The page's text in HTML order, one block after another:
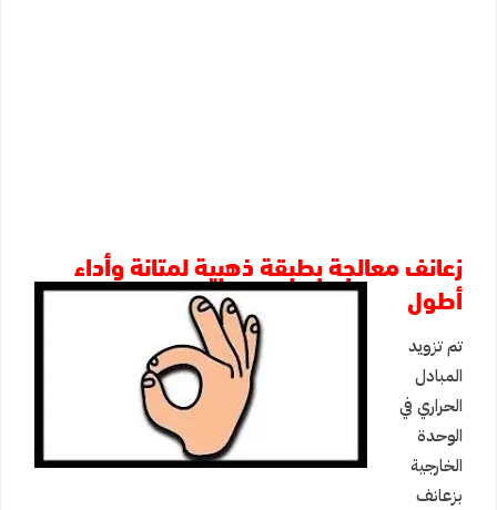
زعانف معالجة بطبقة ذهبية لمتانة وأداء
أطول
تم تزويد
المبادل
الحراري في
الوحدة
الخارجية
بزعانف